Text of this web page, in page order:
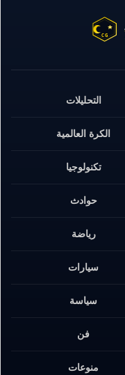
التحليلات
الكرة العالمية
تكنولوجيا
حوادث
رياضة
سيارات
سياسة
فن
منوعات